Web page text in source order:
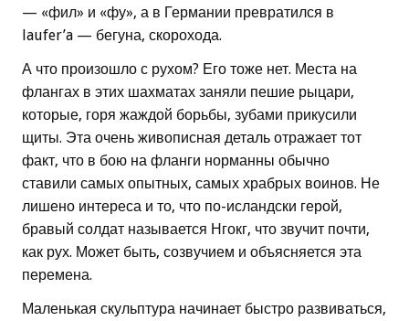
— «фил» и «фу», а в Германии превратился в
laufer’a — бегуна, скорохода.
А что произошло с рухом? Его тоже нет. Места на
флангах в этих шахматах заняли пешие рыцари,
которые, горя жаждой борьбы, зубами прикусили
щиты. Эта очень живописная деталь отражает тот
факт, что в бою на фланги норманны обычно
ставили самых опытных, самых храбрых воинов. Не
лишено интереса и то, что по-исландски герой,
бравый солдат называется Нгокг, что звучит почти,
как рух. Может быть, созвучием и объясняется эта
перемена.
Маленькая скульптура начинает быстро развиваться,